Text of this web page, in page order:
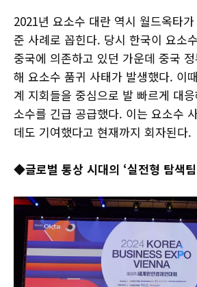
2021년 요소수 대란 역시 월드옥타
준 사례로 꼽힌다. 당시 한국이 요소
중국에 의존하고 있던 가운데 중국
해 요소수 품귀 사태가 발생했다. 이
계 지회들을 중심으로 발 빠르게 대
소수를 긴급 공급했다. 이는 요소수
데도 기여했다고 현재까지 회자된다.
◆글로벌 통상 시대의 ‘실전형 탐색팀